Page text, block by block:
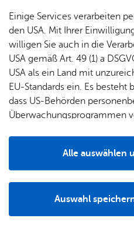
Ämter
A–Z
Diens
t­leis­
tun­gen
A–Z
For­
fent­li­
che
Be­
kannt­
ma­
chun­
& TV
Pres­se
Bil­
dung
& Be­
treu­
ung
Potz­
be­
treu­
ung
Schu­
len
Nach­weis
See­blatt vom 08.06.1867.
Autor
Karl-Her­mann Wei­de­mann
Einige Services verarbeiten
den USA. Mit Ihrer
willigen Sie auch in die
USA gemäß Art. 49 (1) a
USA als ein Land mit
EU-Standards ein. Es besteht
dass US-Behörden
Überwachungsprogrammen
Auswahl
Alle auswählen